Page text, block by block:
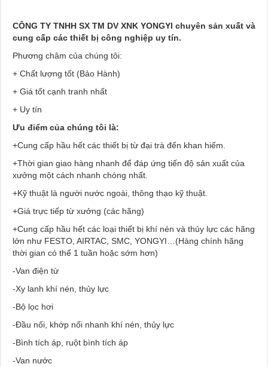
CÔNG TY TNHH SX TM DV XNK YONGYI chuyên sản xuất và
cung cấp các thiết bị công nghiệp uy tín.
Phương châm của chúng tôi:
+ Chất lượng tốt (Bảo Hành)
+ Giá tốt cạnh tranh nhất
+ Uy tín
Ưu điểm của chúng tôi là:
+Cung cấp hầu hết các thiết bị từ đại trà đến khan hiếm.
+Thời gian giao hàng nhanh để đáp ứng tiến độ sản xuất của
xưởng một cách nhanh chóng nhất.
+Kỹ thuật là người nước ngoài, thông thạo kỹ thuật.
+Giá trực tiếp từ xưởng (các hãng)
+Cung cấp hầu hết các loại thiết bị khí nén và thủy lực các hãng
lớn như FESTO, AIRTAC, SMC, YONGYI…(Hàng chính hãng
thời gian có thể 1 tuần hoặc sớm hơn)
-Van điện từ
-Xy lanh khí nén, thủy lực
-Bộ lọc hơi
-Đầu nối, khớp nối nhanh khí nén, thủy lực
-Bình tích áp, ruột bình tích áp
-Van nước